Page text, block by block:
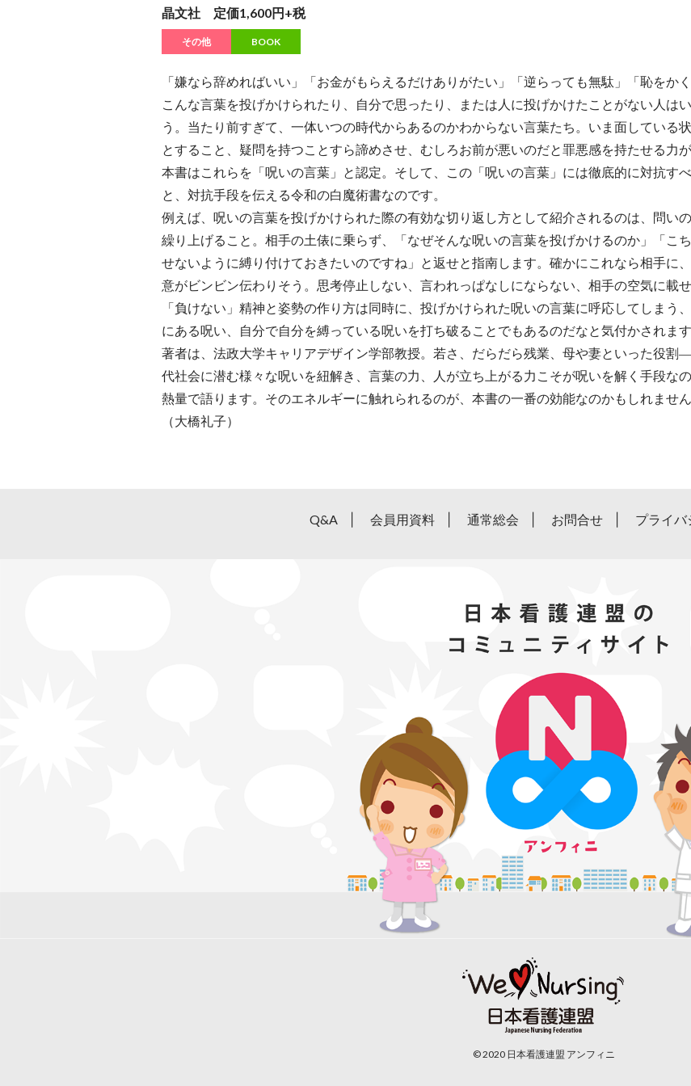
晶文社 定価1,600円+税
その他 BOOK
「嫌なら辞めればいい」「お金がもらえるだけありがたい」「逆らっても無駄」「恥をかく
こんな言葉を投げかけられたり、自分で思ったり、または人に投げかけたことがない人は
う。当たり前すぎて、一体いつの時代からあるのかわからない言葉たち。いま面している
とすること、疑問を持つことすら諦めさせ、むしろお前が悪いのだと罪悪感を持たせる力が
本書はこれらを「呪いの言葉」と認定。そして、この「呪いの言葉」には徹底的に対抗す
と、対抗手段を伝える令和の白魔術書なのです。
例えば、呪いの言葉を投げかけられた際の有効な切り返し方として紹介されるのは、問い
繰り上げること。相手の土俵に乗らず、「なぜそんな呪いの言葉を投げかけるのか」「こ
せないように縛り付けておきたいのですね」と返せと指南します。確かにこれなら相手に
意がビンビン伝わりそう。思考停止しない、言われっぱなしにならない、相手の空気に載せ
「負けない」精神と姿勢の作り方は同時に、投げかけられた呪いの言葉に呼応してしまう
にある呪い、自分で自分を縛っている呪いを打ち破ることでもあるのだなと気付かされます
著者は、法政大学キャリアデザイン学部教授。若さ、だらだら残業、母や妻といった役割
代社会に潜む様々な呪いを紐解き、言葉の力、人が立ち上がる力こそが呪いを解く手段な
熱量で語ります。そのエネルギーに触れられるのが、本書の一番の効能なのかもしれません
（大橋礼子）
Q&A 会員用資料 通常総会 お問合せ プライバ
© 2020 日本看護連盟 アンフィニ